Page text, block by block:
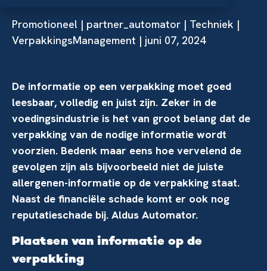
Promotioneel | partner_automator | Techniek |
VerpakkingsManagement | juni 07, 2024
De informatie op een verpakking moet goed
leesbaar, volledig en juist zijn. Zeker in de
voedingsindustrie is het van groot belang dat de
verpakking van de nodige informatie wordt
voorzien. Bedenk maar eens hoe vervelend de
gevolgen zijn als bijvoorbeeld niet de juiste
allergenen-informatie op de verpakking staat.
Naast de financiële schade komt er ook nog
reputatieschade bij. Aldus Automator.
Plaatsen van informatie op de
verpakking